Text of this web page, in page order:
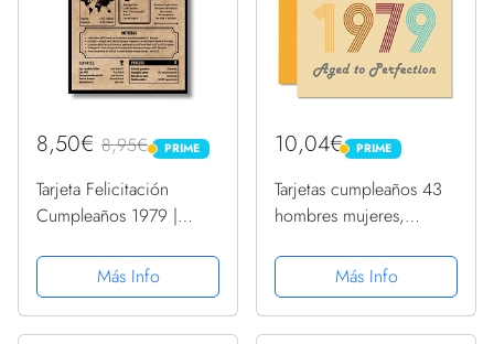
8,50€ 8,95€ PRIME
PRIME
Tarjeta Felicitación
Cumpleaños 1979 |
Año de Nacimiento
1979 | Póster
Cumpleaños Vintage |
Más Info
10,04€ PRIME
PRIME
Tarjetas cumpleaños 43
hombres mujeres,
a perfección, 43 tarjetas
cumpleaños divertidas
ella, 145 x 145 mm,
Más Info